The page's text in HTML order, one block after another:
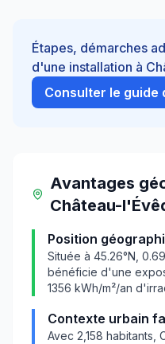
Étapes, démarches
d'une installation à
Consulter le guide
Avantages
Château-
Position
Située à 45.26°N, 0.69
bénéficie d'une
1356 kWh/m²/an
Contexte urbain
Avec 2,158 habitants,